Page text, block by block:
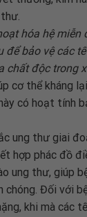
hóa hệ miễn
để bảo vệ các
chất độc trong
cơ thể kháng
có hoạt tính
ung thư giai
hợp phác đồ
ung thư, giúp
chóng. Đối với
khi mà các